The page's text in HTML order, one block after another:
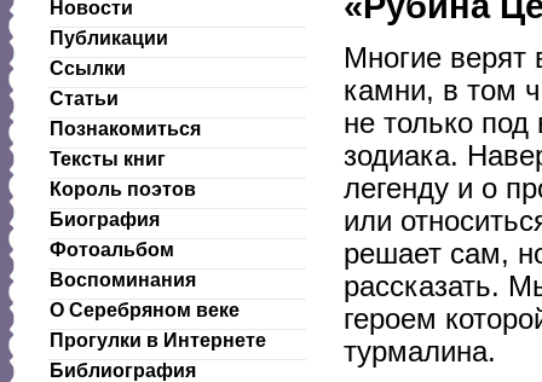
Новости
Публикации
Ссылки
Статьи
Познакомиться
Тексты книг
Король поэтов
Биография
Фотоальбом
Воспоминания
О Серебряном веке
Прогулки в Интернете
Библиография
Многие верят
камни, в том
не только
зодиака.
легенду и о
или
решает сам,
рассказать.
героем
турмалина.